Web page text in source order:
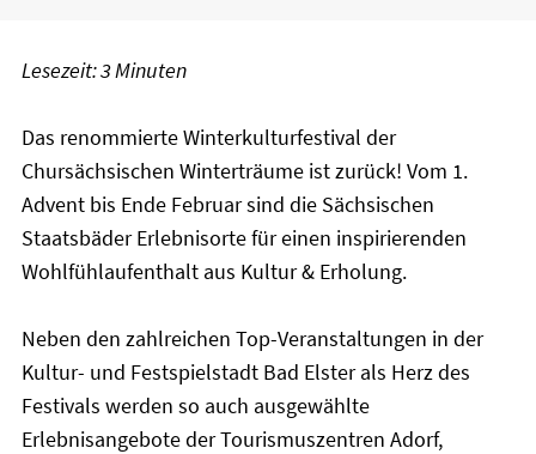
Lesezeit: 3 Minuten
Das renommierte Winterkulturfestival der
Chursächsischen Winterträume ist zurück! Vom 1.
Advent bis Ende Februar sind die Sächsischen
Staatsbäder Erlebnisorte für einen inspirierenden
Wohlfühlaufenthalt aus Kultur & Erholung.
Neben den zahlreichen Top-Veranstaltungen in der
Kultur- und Festspielstadt Bad Elster als Herz des
Festivals werden so auch ausgewählte
Erlebnisangebote der Tourismuszentren Adorf,